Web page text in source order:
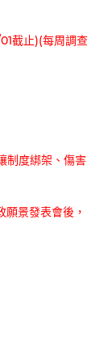
截止)(每周調查
制度綁架、傷害
景發表會後，